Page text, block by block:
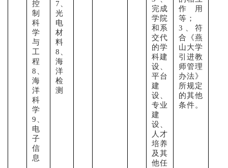
控
制
科
学
与
工
程
8、
海
洋
科
学
9、
电
子
信
息
7、
光
电
材
料
8、
海
洋
检
测
完成
学院
和系
交代
的学
科建
设、
平台
建
设、
专业
建
设、
人才
培养
及其
他任
作用
等；
3、符
合《燕
山大学
引进教
师管理
办法》
所规定
的其他
条件。